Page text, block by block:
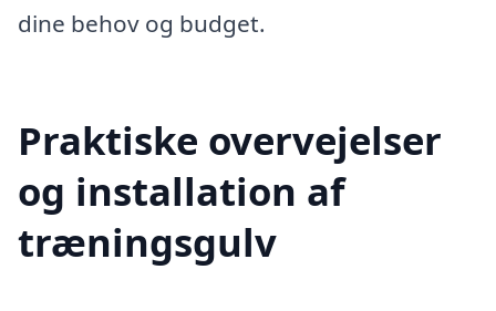
dine behov og budget.
Praktiske overvejelser
og installation af
træningsgulv